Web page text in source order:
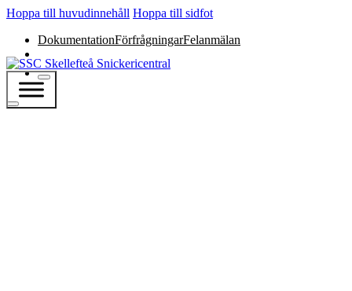
Hoppa till huvudinnehåll Hoppa till sidfot
DokumentationFörfrågningarFelanmälan